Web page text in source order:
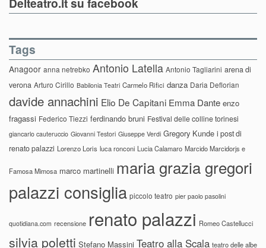
Tags
Anagoor anna netrebko Antonio Latella Antonio Tagliarini arena di
verona Arturo Cirillo Babilonia Teatri Carmelo Rifici danza Daria Deflorian
davide annachini Elio De Capitani Emma Dante enzo
fragassi Federico Tiezzi ferdinando bruni Festival delle colline torinesi
giancarlo cauteruccio Giovanni Testori Giuseppe Verdi Gregory Kunde i post di
renato palazzi Lorenzo Loris luca ronconi Lucia Calamaro Marcido Marcidorjs e
Famosa Mimosa marco martinelli maria grazia gregori
palazzi consiglia piccolo teatro pier paolo pasolini
quotidiana.com recensione renato palazzi Romeo Castellucci
silvia poletti Stefano Massini Teatro alla Scala teatro delle albe